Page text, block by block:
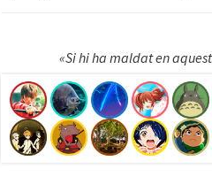
«Si hi ha maldat en